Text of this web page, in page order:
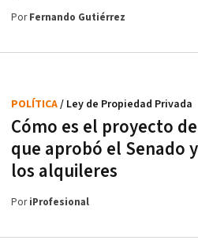
PorFernando Gutiérrez
Cómo es el proyecto
que aprobó el Senado
los alquileres
POLÍTICA/ Ley de Propiedad Privada
PoriProfesional